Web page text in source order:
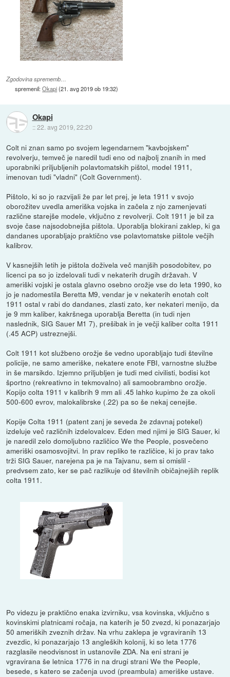
Zgodovina sprememb…
spremenil:Okapi(21. avg 2019 ob 19:32)
Okapi
::22. avg 2019, 22:20
Colt ni znan samo po svojem legendarnem "kavbojskem"
revolverju, temveč je naredil tudi eno od najbolj znanih in med
uporabniki priljubljenih polavtomatskih pištol, model 1911,
imenovan tudi "vladni" (Colt Government).
Pištolo, ki so jo razvijali že par let prej, je leta 1911 v svojo
oborožitev uvedla ameriška vojska in začela z njo zamenjevati
različne starejše modele, vključno z revolverji. Colt 1911 je bil za
svoje čase najsodobnejša pištola. Uporablja blokirani zaklep, ki ga
dandanes uporabljajo praktično vse polavtomatske pištole večjih
kalibrov.
V kasnejših letih je pištola doživela več manjših posodobitev, po
licenci pa so jo izdelovali tudi v nekaterih drugih državah. V
ameriški vojski je ostala glavno osebno orožje vse do leta 1990, ko
jo je nadomestila Beretta M9, vendar je v nekaterih enotah colt
1911 ostal v rabi do dandanes, zlasti zato, ker nekateri menijo, da
je 9 mm kaliber, kakršnega uporablja Beretta (in tudi njen
naslednik, SIG Sauer M1 7), prešibak in je večji kaliber colta 1911
(.45 ACP) ustreznejši.
Colt 1911 kot službeno orožje še vedno uporabljajo tudi številne
policije, ne samo ameriške, nekatere enote FBI, varnostne službe
in še marsikdo. Izjemno priljubljen je tudi med civilisti, bodisi kot
športno (rekreativno in tekmovalno) ali samoobrambno orožje.
Kopijo colta 1911 v kalibrih 9 mm ali .45 lahko kupimo že za okoli
500-600 evrov, malokalibrske (.22) pa so še nekaj cenejše.
Kopije Colta 1911 (patent zanj je seveda že zdavnaj potekel)
izdeluje več različnih izdelovalcev. Eden med njimi je SIG Sauer, ki
je naredil zelo domoljubno različico We the People, posvečeno
ameriški osamosvojitvi. In prav repliko te različice, ki jo prav tako
trži SIG Sauer, narejena pa je na Tajvanu, sem si omislil -
predvsem zato, ker se pač razlikuje od številnih običajnejših replik
colta 1911.
Po videzu je praktično enaka izvirniku, vsa kovinska, vključno s
kovinskimi platnicami ročaja, na katerih je 50 zvezd, ki ponazarjajo
50 ameriških zveznih držav. Na vrhu zaklepa je vgraviranih 13
zvezdic, ki ponazarjajo 13 angleških kolonij, ki so leta 1776
razglasile neodvisnost in ustanovile ZDA. Na eni strani je
vgravirana še letnica 1776 in na drugi strani We the People,
besede, s katero se začenja uvod (preambula) ameriške ustave.